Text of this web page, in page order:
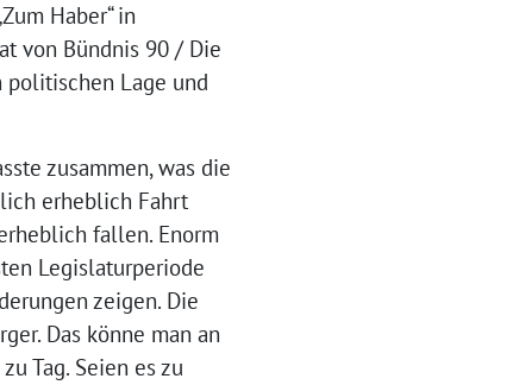
Haber“ in
von Bündnis 90 / Die
politischen Lage und
zusammen, was die
erheblich Fahrt
fallen. Enorm
Legislaturperiode
zeigen. Die
Das könne man an
Tag. Seien es zu